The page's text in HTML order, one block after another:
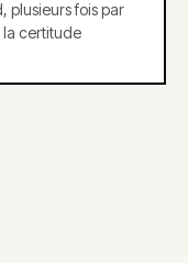
plusieurs fois par
la certitude